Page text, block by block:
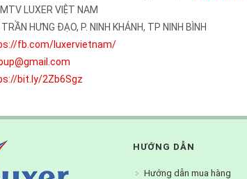
LUXER VIỆT NAM
HƯNG ĐẠO, P. NINH KHÁNH, TP NINH BÌNH
fb.com/luxervietnam/
bit.ly/2Zb6Sgz
HƯỚNG DẪN
Hướng dẫn mua hàng